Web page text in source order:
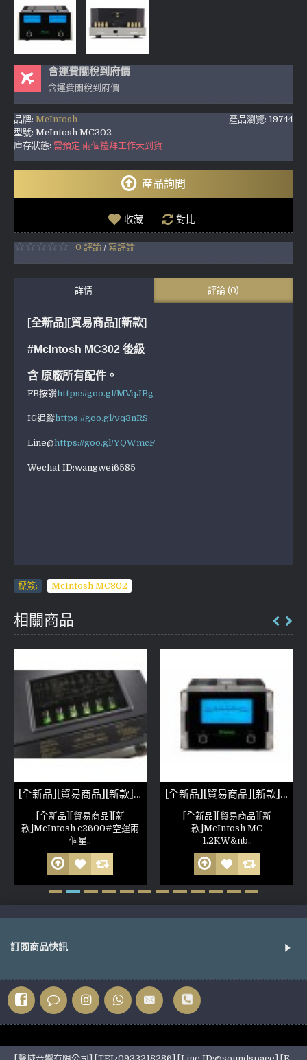
含運費關稅到府價
含運費關稅到府價
產品瀏覽: 19744
品牌: McIntosh
型號: McIntosh MC302
庫存狀態: 需預定 兩個禮拜工作天到貨
產品詢問
收藏 對比
0 評論 / 寫評論
詳情 評論 (0)
[全新品][貿易商品][新款]
#McIntosh MC302 後級
含 原廠所有配件。
FB按讚https://goo.gl/MVqJBg
IG追蹤https://goo.gl/vq3nRS
Line@https://goo.gl/YQWmcF
Wechat ID:wangwei6585
標簽: McIntosh MC302
相關商品
[全新品][貿易商品][新款]McIntosh c2600
[全新品][貿易商品][新
款]McIntosh c2600#空運兩
個星..
[全新品][貿易商品][新款]McIntosh MC 1.2KW
[全新品][貿易商品][新
款]McIntosh MC
1.2KW&nb..
訂閱商品快訊